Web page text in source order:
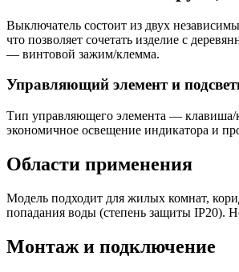
Выключатель состоит из двух
что позволяет сочетать изделие с
— винтовой зажим/клемма.
Управляющий элемент и
Тип управляющего элемента — клавиша/
экономичное освещение индикатора и
Области применения
Модель подходит для жилых комнат,
попадания воды (степень защиты IP20).
Монтаж и подключение